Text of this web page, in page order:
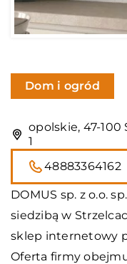
Dom i ogród
opolskie, 47-100
1
48883364162
DOMUS sp. z o.o.
siedzibą w
sklep internetowy
Oferta firmy